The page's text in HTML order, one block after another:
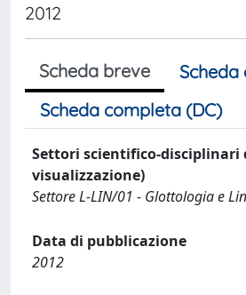
2012
Scheda breve
Scheda completa (DC)
Settori scientifico-disciplinari
visualizzazione)
Settore L-LIN/01 - Glottologia e
Data di pubblicazione
2012